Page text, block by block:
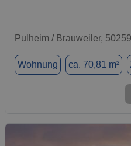
Pulheim / Brauweiler, 50259
Wohnung ca. 70,81 m²